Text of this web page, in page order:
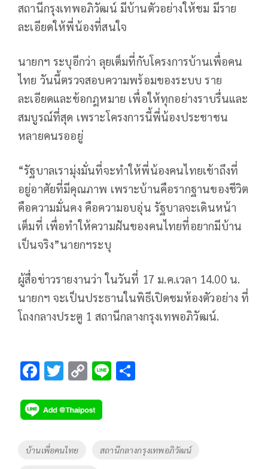
สถานีกรุงเทพอภิวัฒน์ มีบ้านตัวอย่างให้ชม มีราย
ละเอียดให้พี่น้องที่สนใจ
นายกฯ ระบุอีกว่า ลุยเต็มที่กับโครงการบ้านเพื่อคน
ไทย วันนี้ตรวจสอบความพร้อมของระบบ ราย
ละเอียดและข้อกฎหมาย เพื่อให้ทุกอย่างราบรื่นและ
สมบูรณ์ที่สุด เพราะโครงการนี้พี่น้องประชาชน
หลายคนรออยู่
“รัฐบาลเรามุ่งมั่นที่จะทำให้พี่น้องคนไทยเข้าถึงที่
อยู่อาศัยที่มีคุณภาพ เพราะบ้านคือรากฐานของชีวิต
คือความมั่นคง คือความอบอุ่น รัฐบาลจะเดินหน้า
เต็มที่ เพื่อทำให้ความฝันของคนไทยที่อยากมีบ้าน
เป็นจริง”นายกฯระบุ
ผู้สื่อข่าวรายงานว่า ในวันที่ 17 ม.ค.เวลา 14.00 น.
นายกฯ จะเป็นประธานในพิธีเปิดชมห้องตัวอย่าง ที่
โถงกลางประตู 1 สถานีกลางกรุงเทพอภิวัฒน์.
F
e
b
o
T
tt
er
C
p
y
Li
Li
Tags
บ้านเพื่อคนไทย สถานีกลางกรุงเทพอภิวัฒน์